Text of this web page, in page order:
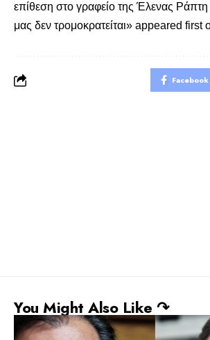
επίθεση στο γραφείο της Έλενας
μας δεν τρομοκρατείται» appeared first
Facebook
You Might Also Like ↷